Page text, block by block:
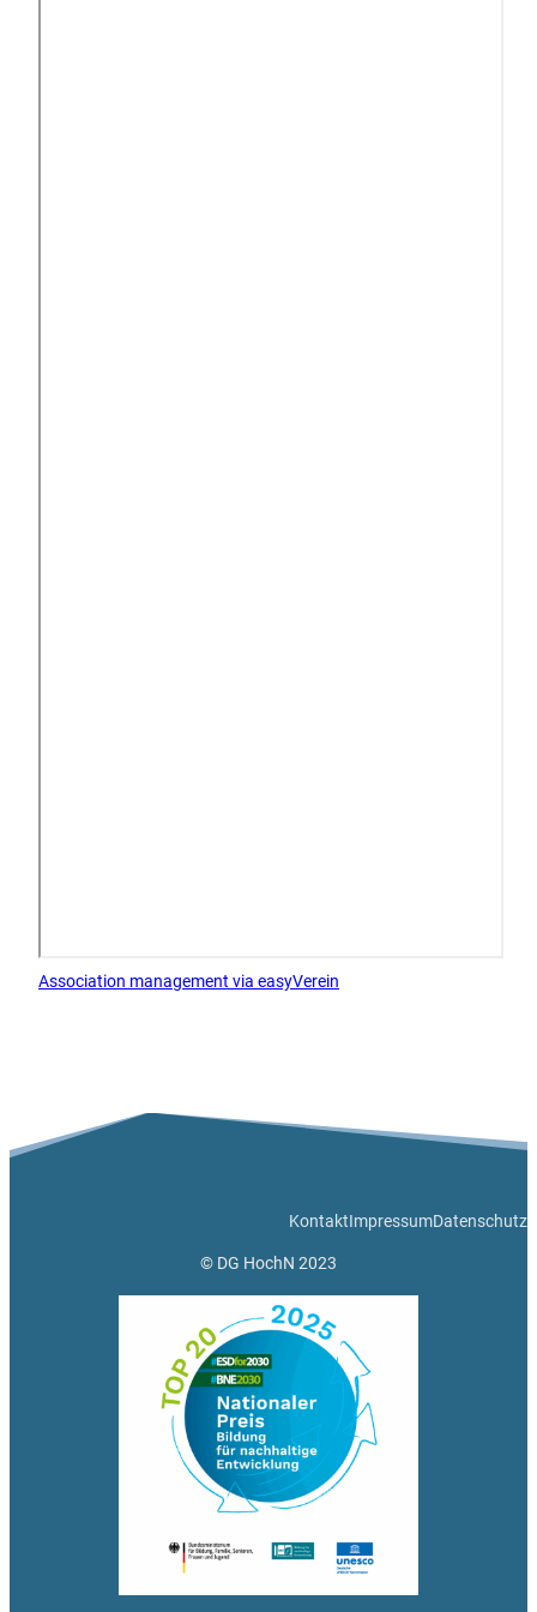
Association management via easyVerein
KontaktImpressumDatenschutz
© DG HochN 2023